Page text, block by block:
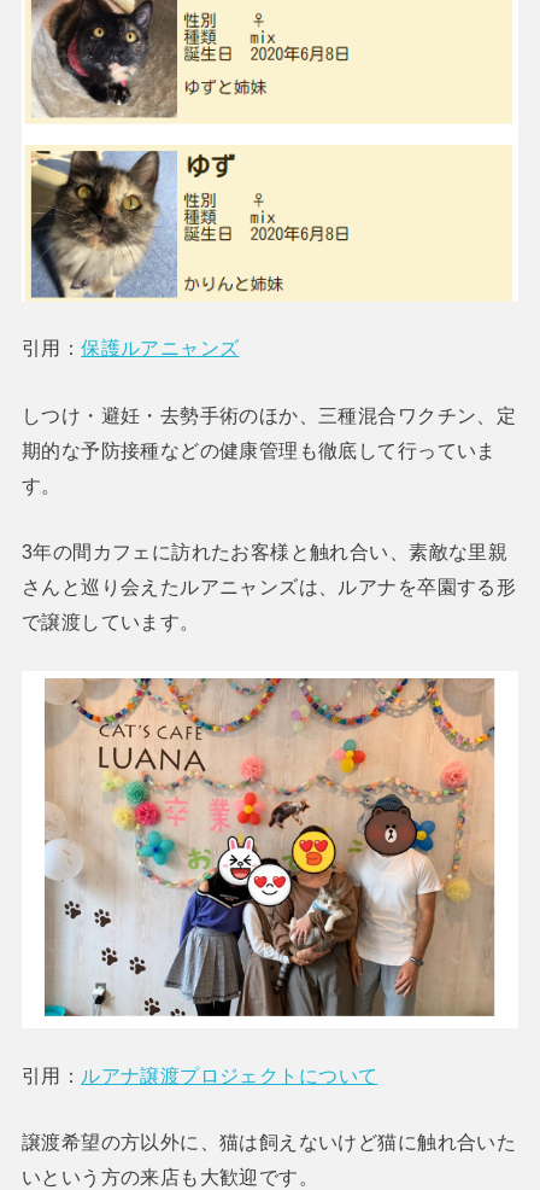
引用：保護ルアニャンズ
しつけ・避妊・去勢手術のほか、三種混合ワクチン、定
期的な予防接種などの健康管理も徹底して行っていま
す。
3年の間カフェに訪れたお客様と触れ合い、素敵な里親
さんと巡り会えたルアニャンズは、ルアナを卒園する形
で譲渡しています。
引用： ルアナ譲渡プロジェクトについて
譲渡希望の方以外に、猫は飼えないけど猫に触れ合いた
いという方の来店も大歓迎です。